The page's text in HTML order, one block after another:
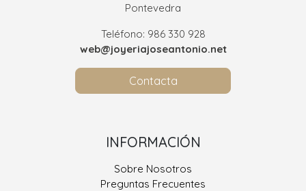
Pontevedra
Teléfono: 986 330 928
web@joyeriajoseantonio.net
Contacta
INFORMACIÓN
Sobre Nosotros
Preguntas Frecuentes